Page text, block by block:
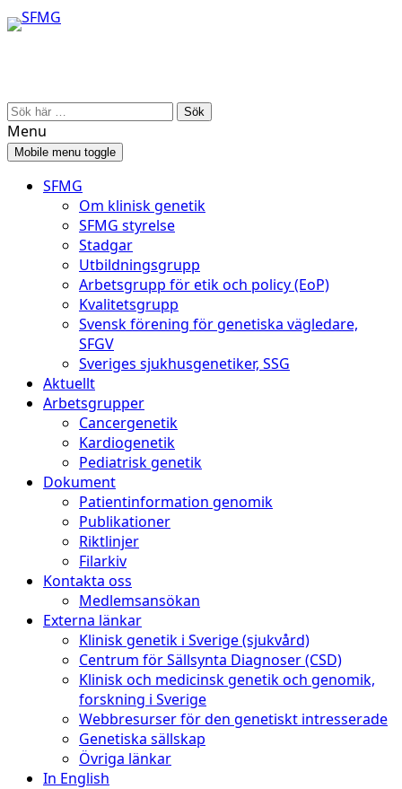
Skip
to
Skip
to
Search
for:
Menu
Mobile menu toggle
SFMG
Om klinisk genetik
SFMG styrelse
Stadgar
Utbildningsgrupp
Arbetsgrupp för etik och policy (EoP)
Kvalitetsgrupp
Svensk förening för genetiska vägledare,
SFGV
Sveriges sjukhusgenetiker, SSG
Aktuellt
Arbetsgrupper
Cancergenetik
Kardiogenetik
Pediatrisk genetik
Dokument
Patientinformation genomik
Publikationer
Riktlinjer
Filarkiv
Kontakta oss
Medlemsansökan
Externa länkar
Klinisk genetik i Sverige (sjukvård)
Centrum för Sällsynta Diagnoser (CSD)
Klinisk och medicinsk genetik och genomik,
forskning i Sverige
Webbresurser för den genetiskt intresserade
Genetiska sällskap
Övriga länkar
In English